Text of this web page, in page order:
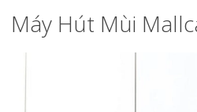
Máy Hút Mùi